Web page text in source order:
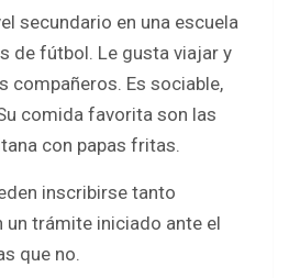
secundario en una escuela
de fútbol. Le gusta viajar y
compañeros. Es sociable,
comida favorita son las
con papas fritas.
inscribirse tanto
un trámite iniciado ante el
que no.